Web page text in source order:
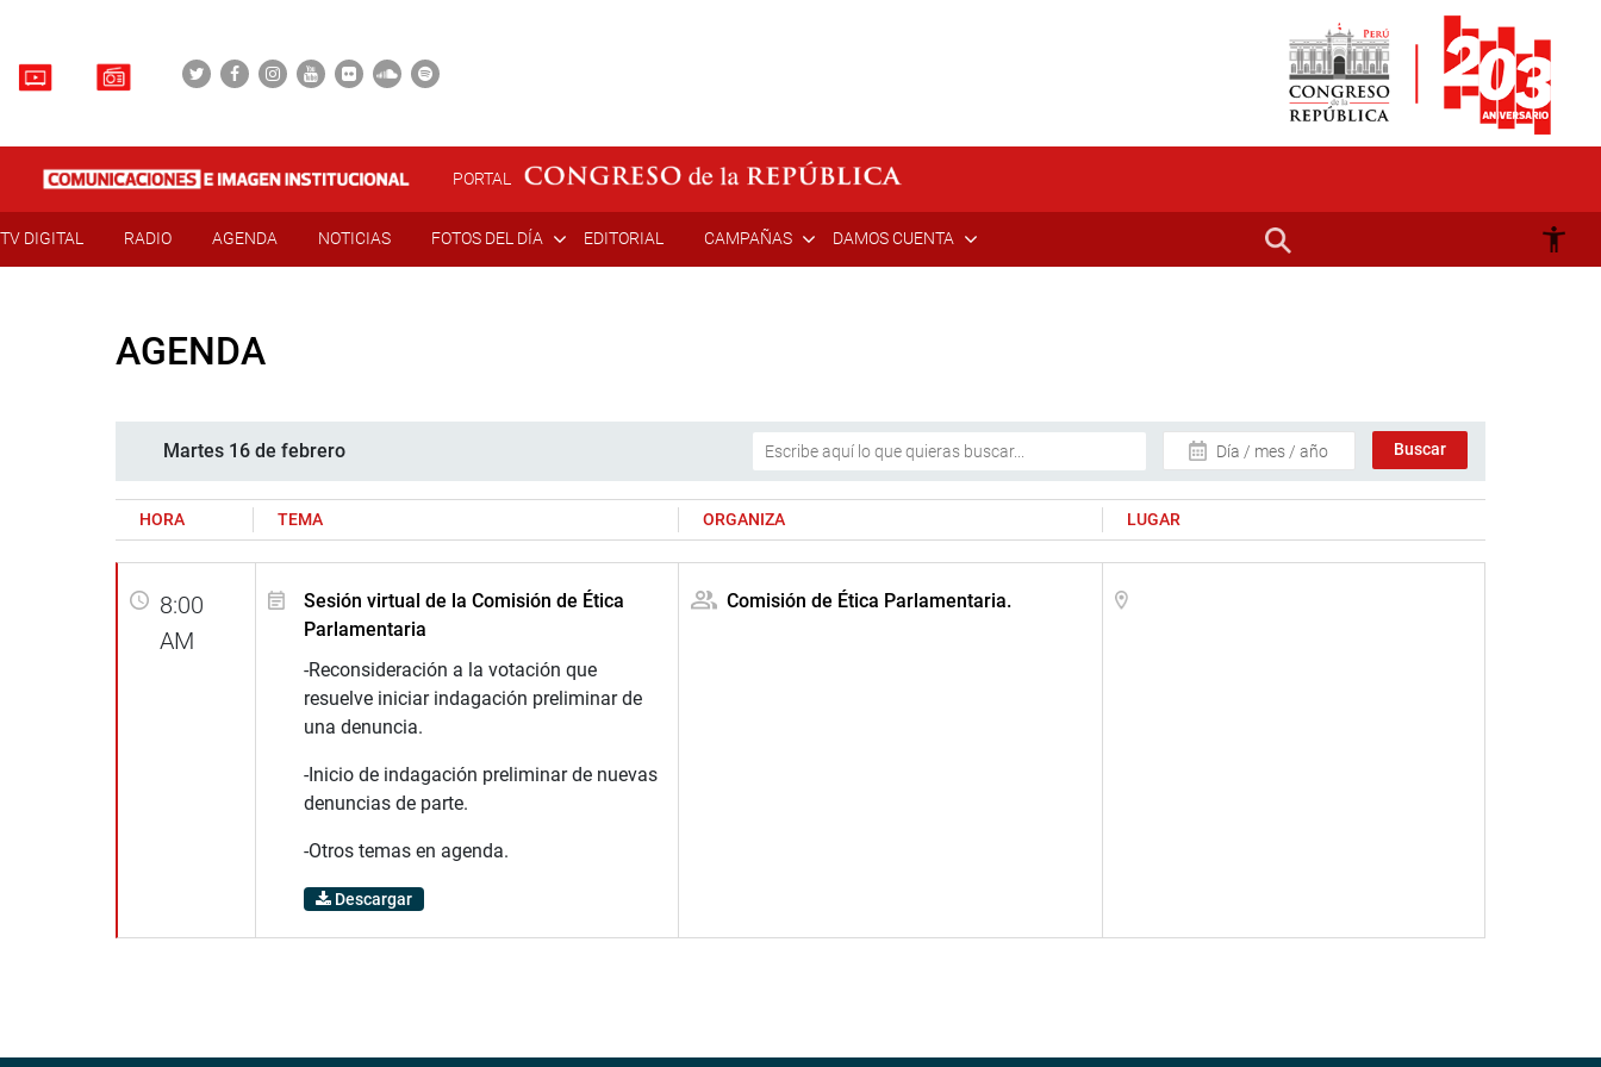
PORTAL
TV DIGITAL RADIO AGENDA NOTICIAS FOTOS DEL DÍA EDITORIAL CAMPAÑAS DAMOS CUENTA
AGENDA
Martes 16 de febrero Día / mes / año
HORA TEMA ORGANIZA LUGAR
8:00
AM
Sesión virtual de la Comisión de Ética
Parlamentaria
-Reconsideración a la votación que
resuelve iniciar indagación preliminar de
una denuncia.
-Inicio de indagación preliminar de nuevas
denuncias de parte.
-Otros temas en agenda.
Descargar
Comisión de Ética Parlamentaria.